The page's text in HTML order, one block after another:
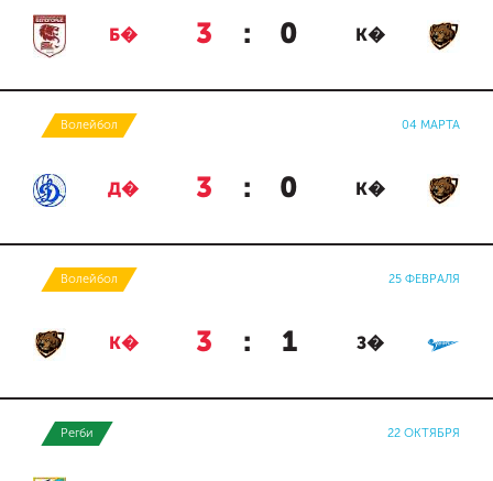
Б� 3 : 0 К�
Волейбол 04 МАРТА
Д� 3 : 0 К�
Волейбол 25 ФЕВРАЛЯ
К� 3 : 1 З�
Регби 22 ОКТЯБРЯ